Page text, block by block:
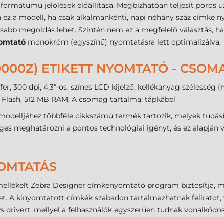
jelölések előállítása. Megbízhatóan teljesít poros
a modell, ha csak alkalmankénti, napi néhány száz címke
megoldás lehet. Szintén nem ez a megfelelő választás,
monokróm (egyszínű) nyomtatásra lett optimalizálva.
ETIKETT NYOMTATÓ -
300 dpi, 4,3"-os, színes LCD kijelző, kellékanyag szélesség
512 MB RAM, A csomag tartalma: tápkábel
többféle cikkszámú termék tartozik, melyek
meghatározni a pontos technológiai igényt, és ez alapján
Zebra Designer címkenyomtató program biztosítja,
A kinyomtatott címkék szabadon tartalmazhatnak
drivert, mellyel a felhasználók egyszerűen tudnak